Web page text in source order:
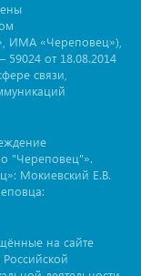
ИМА «Череповец»),
от 18.08.2014
связи,
"Череповец"».
Мокиевский Е.В.
на сайте
Российской